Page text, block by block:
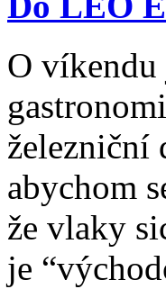
O
železniční
abychom
že vlaky
je